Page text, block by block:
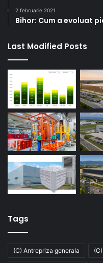
2 februarie 2021
Bihor: Cum a evoluat
Last Modified Posts
Tags
(C) Antrepriza generala